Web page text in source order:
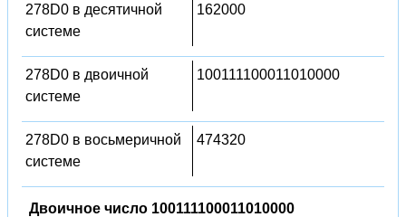
278D0 в десятичной
системе
162000
278D0 в двоичной
системе
100111100011010000
278D0 в восьмеричной
системе
474320
Двоичное число 100111100011010000